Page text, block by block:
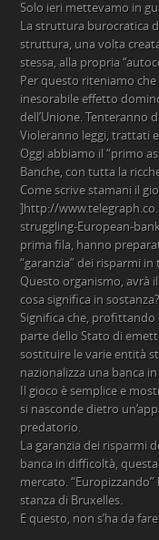
Solo ieri mettevamo in
La struttura burocratica
struttura, una volta
stessa, alla propria
Per questo riteniamo che
inesorabile effetto
dell’Unione. Tenteranno
Violeranno leggi, trattati
Oggi abbiamo il “primo
Banche, con tutta la
Come scrive stamani il
]http://
struggling-European-
prima fila, hanno
“garanzia” dei risparmi
Questo organismo, avrà
cosa significa in sostanza?
Significa che, profittando
parte dello Stato di
sostituire le varie entità
nazionalizza una banca
Il gioco è semplice e
si nasconde dietro
predatorio.
La garanzia dei risparmi
banca in difficoltà,
mercato.
stanza di Bruxelles.
E questo, non s’ha da